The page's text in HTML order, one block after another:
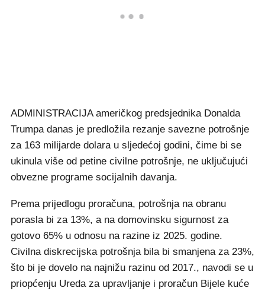
ADMINISTRACIJA američkog predsjednika Donalda
Trumpa danas je predložila rezanje savezne potrošnje
za 163 milijarde dolara u sljedećoj godini, čime bi se
ukinula više od petine civilne potrošnje, ne uključujući
obvezne programe socijalnih davanja.
Prema prijedlogu proračuna, potrošnja na obranu
porasla bi za 13%, a na domovinsku sigurnost za
gotovo 65% u odnosu na razine iz 2025. godine.
Civilna diskrecijska potrošnja bila bi smanjena za 23%,
što bi je dovelo na najnižu razinu od 2017., navodi se u
priopćenju Ureda za upravljanje i proračun Bijele kuće